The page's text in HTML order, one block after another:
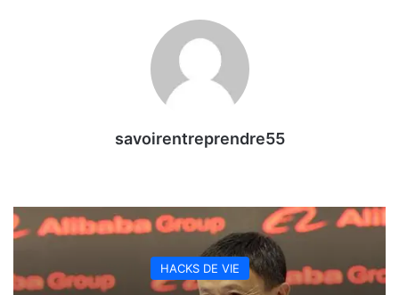
savoirentreprendre55
HACKS DE VIE